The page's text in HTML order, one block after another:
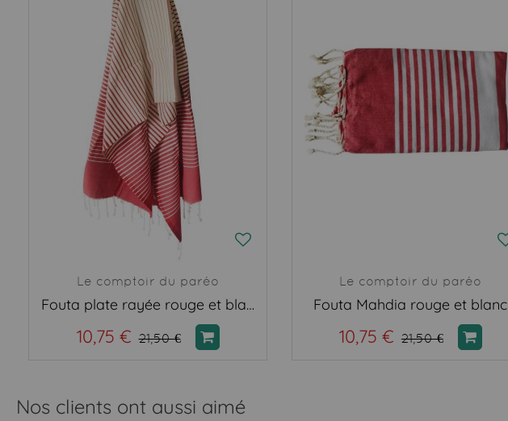
Le comptoir du paréo
Fouta plate rayée rouge et blanc
10,75 € 21,50 €
Le comptoir du paréo
Fouta Mahdia rouge et blanc
10,75 € 21,50 €
Nos clients ont aussi aimé